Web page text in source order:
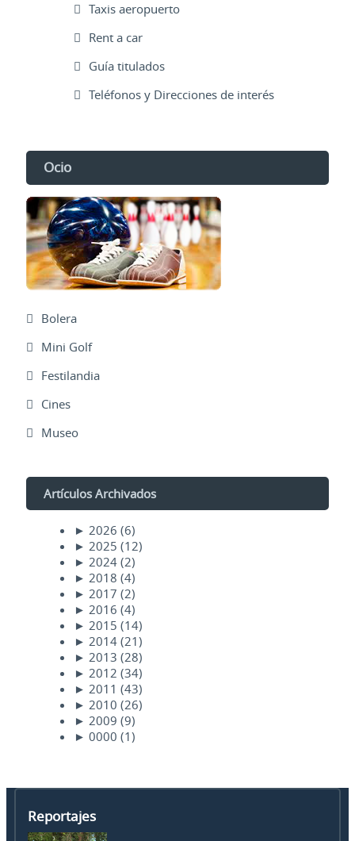
Taxis aeropuerto
Rent a car
Guía titulados
Teléfonos y Direcciones de interés
Ocio
Bolera
Mini Golf
Festilandia
Cines
Museo
Artículos Archivados
► 2026 (6)
► 2025 (12)
► 2024 (2)
► 2018 (4)
► 2017 (2)
► 2016 (4)
► 2015 (14)
► 2014 (21)
► 2013 (28)
► 2012 (34)
► 2011 (43)
► 2010 (26)
► 2009 (9)
► 0000 (1)
Reportajes